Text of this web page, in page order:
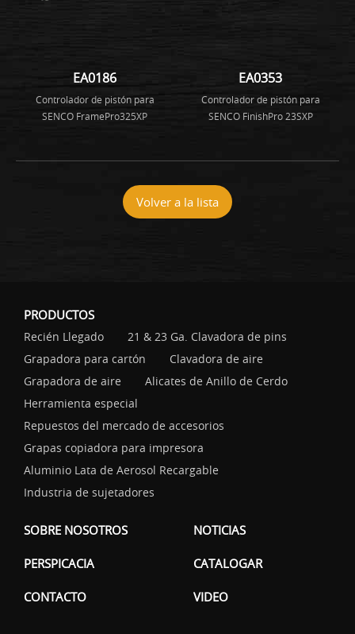
EA0186
Controlador de pistón para
SENCO FramePro325XP
EA0353
Controlador de pistón para
SENCO FinishPro 23SXP
Volver a la lista
PRODUCTOS
Recién Llegado
21 & 23 Ga. Clavadora de pins
Grapadora para cartón
Clavadora de aire
Grapadora de aire
Alicates de Anillo de Cerdo
Herramienta especial
Repuestos del mercado de accesorios
Grapas copiadora para impresora
Aluminio Lata de Aerosol Recargable
Industria de sujetadores
SOBRE NOSOTROS NOTICIAS
PERSPICACIA CATALOGAR
CONTACTO VIDEO